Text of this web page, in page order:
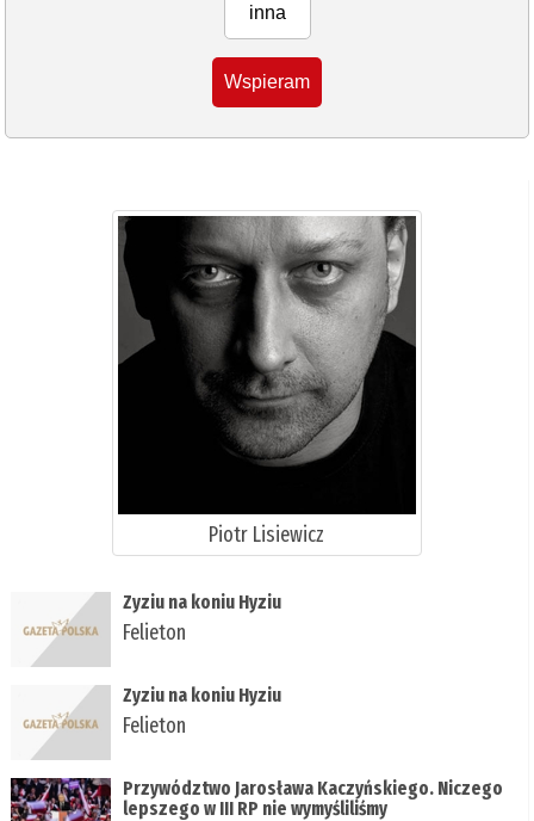
inna
Wspieram
Piotr Lisiewicz
Zyziu na koniu Hyziu
Felieton
Zyziu na koniu Hyziu
Felieton
Przywództwo Jarosława Kaczyńskiego. Niczego
lepszego w III RP nie wymyśliliśmy